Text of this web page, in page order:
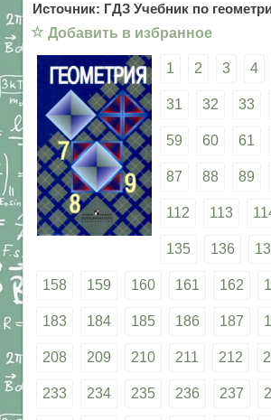
Источник: ГДЗ Учебник по
☆ Добавить в избранное
1 2 3 4
31 32 33
59 60 61
87 88 89
112 113
135 136
158 159 160 161 162
183 184 185 186 187
208 209 210 211 212
233 234 235 236 237